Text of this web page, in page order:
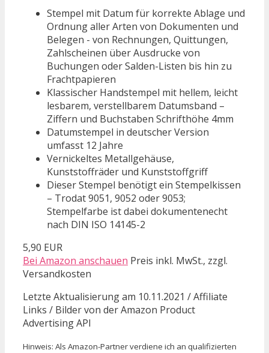
Stempel mit Datum für korrekte Ablage und
Ordnung aller Arten von Dokumenten und
Belegen - von Rechnungen, Quittungen,
Zahlscheinen über Ausdrucke von
Buchungen oder Salden-Listen bis hin zu
Frachtpapieren
Klassischer Handstempel mit hellem, leicht
lesbarem, verstellbarem Datumsband –
Ziffern und Buchstaben Schrifthöhe 4mm
Datumstempel in deutscher Version
umfasst 12 Jahre
Vernickeltes Metallgehäuse,
Kunststoffräder und Kunststoffgriff
Dieser Stempel benötigt ein Stempelkissen
– Trodat 9051, 9052 oder 9053;
Stempelfarbe ist dabei dokumentenecht
nach DIN ISO 14145-2
5,90 EUR
Bei Amazon anschauen Preis inkl. MwSt., zzgl.
Versandkosten
Letzte Aktualisierung am 10.11.2021 / Affiliate
Links / Bilder von der Amazon Product
Advertising API
Hinweis: Als Amazon-Partner verdiene ich an qualifizierten